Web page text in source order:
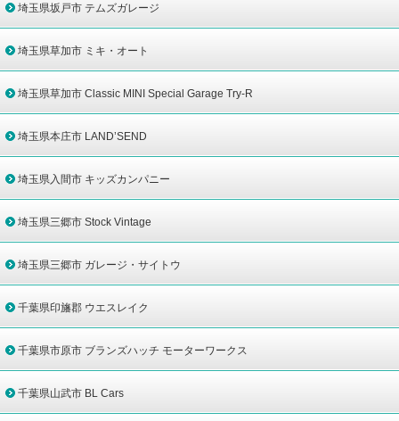
埼玉県坂戸市 テムズガレージ
埼玉県草加市 ミキ・オート
埼玉県草加市 Classic MINI Special Garage Try-R
埼玉県本庄市 LAND’SEND
埼玉県入間市 キッズカンパニー
埼玉県三郷市 Stock Vintage
埼玉県三郷市 ガレージ・サイトウ
千葉県印旛郡 ウエスレイク
千葉県市原市 ブランズハッチ モーターワークス
千葉県山武市 BL Cars